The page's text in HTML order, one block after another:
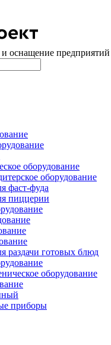
оснащение
оборудование
оборудование
фаст-фуда
пиццерии
раздачи готовых блюд
оборудование
приборы